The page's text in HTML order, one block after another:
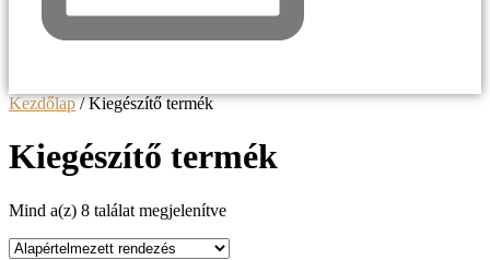
Kezdőlap/ Kiegészítő termék
Kiegészítő termék
Mind a(z) 8 találat megjelenítve